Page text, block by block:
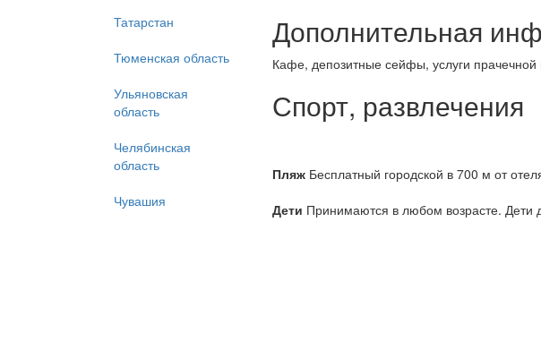
Татарстан
Тюменская область
Ульяновская
область
Челябинская
область
Чувашия
Дополнительная
Кафе, депозитные сейфы, услуги прачечной
Спорт, развлечения
ПляжБесплатный городской в 700 м от
Дети Принимаются в любом возрасте. Дети